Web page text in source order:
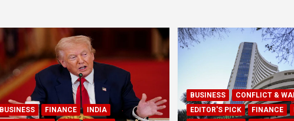
BUSINESS FINANCE
INDIA
BUSINESS
CONFLICT &
EDITOR'S PICK
FINANCE